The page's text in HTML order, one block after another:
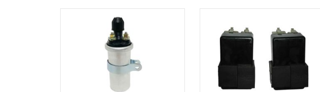
AGGIUNGI AL
CARRELLO
AGGIUNGI AL
CARRELLO